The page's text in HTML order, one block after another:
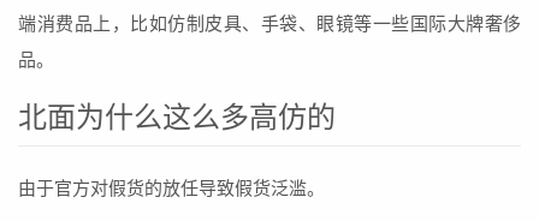
端消费品上，比如仿制皮具、手袋、眼镜等一些国际大牌奢侈
品。
北面为什么这么多高仿的
由于官方对假货的放任导致假货泛滥。